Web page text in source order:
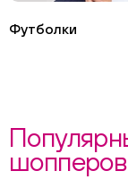
Футболки
шопперов